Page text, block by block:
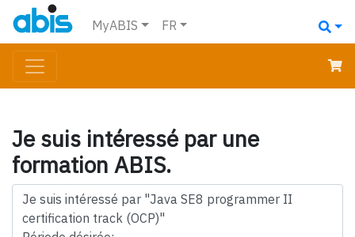
MyABIS FR
Je suis intéressé par une
formation ABIS.